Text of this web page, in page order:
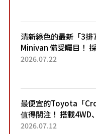
清新綠色的最新「3排
Minivan 備受矚目！
4.7公尺剛剛好的車身
2026.07.22
最便宜的Toyota「
值得關注！ 搭載4WD
22.4公里低油耗表現超
2026.07.12